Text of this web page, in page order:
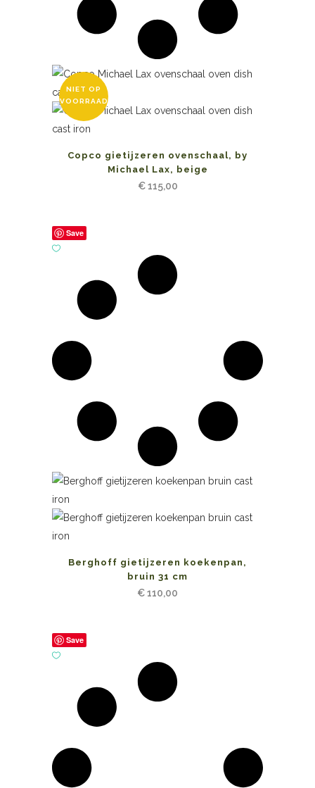
NIET OP
VOORRAAD
Copco gietijzeren ovenschaal, by
Michael Lax, beige
€115,00
Save
Berghoff gietijzeren koekenpan,
bruin 31 cm
€110,00
Save